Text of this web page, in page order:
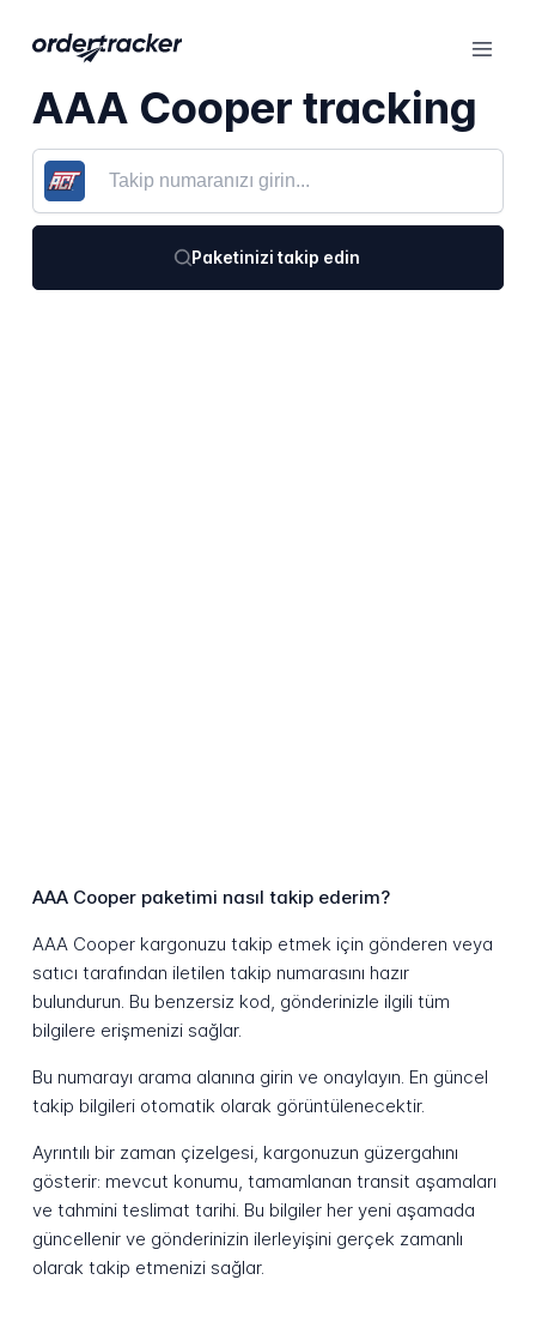
AAA Cooper tracking
Paketinizi takip edin
AAA Cooper paketimi nasıl takip ederim?
AAA Cooper kargonuzu takip etmek için gönderen veya
satıcı tarafından iletilen takip numarasını hazır
bulundurun. Bu benzersiz kod, gönderinizle ilgili tüm
bilgilere erişmenizi sağlar.
Bu numarayı arama alanına girin ve onaylayın. En güncel
takip bilgileri otomatik olarak görüntülenecektir.
Ayrıntılı bir zaman çizelgesi, kargonuzun güzergahını
gösterir: mevcut konumu, tamamlanan transit aşamaları
ve tahmini teslimat tarihi. Bu bilgiler her yeni aşamada
güncellenir ve gönderinizin ilerleyişini gerçek zamanlı
olarak takip etmenizi sağlar.